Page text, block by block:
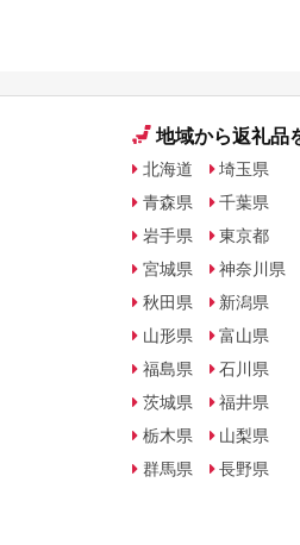
地域から返礼品
北海道
青森県
岩手県
宮城県
秋田県
山形県
福島県
茨城県
栃木県
群馬県
埼玉県
千葉県
東京都
神奈川県
新潟県
富山県
石川県
福井県
山梨県
長野県